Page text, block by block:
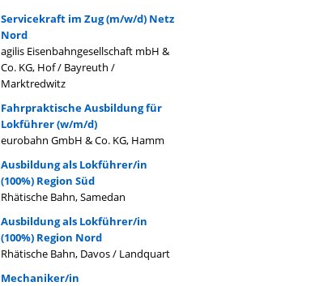
Servicekraft im Zug (m/w/d) Netz
Nord
agilis Eisenbahngesellschaft mbH &
Co. KG, Hof / Bayreuth /
Marktredwitz
Fahrpraktische Ausbildung für
Lokführer (w/m/d)
eurobahn GmbH & Co. KG, Hamm
Ausbildung als Lokführer/in
(100%) Region Süd
Rhätische Bahn, Samedan
Ausbildung als Lokführer/in
(100%) Region Nord
Rhätische Bahn, Davos / Landquart
Mechaniker/in